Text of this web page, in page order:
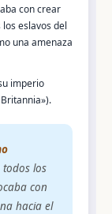
con crear
eslavos del
una amenaza
imperio
los
con
hacia el